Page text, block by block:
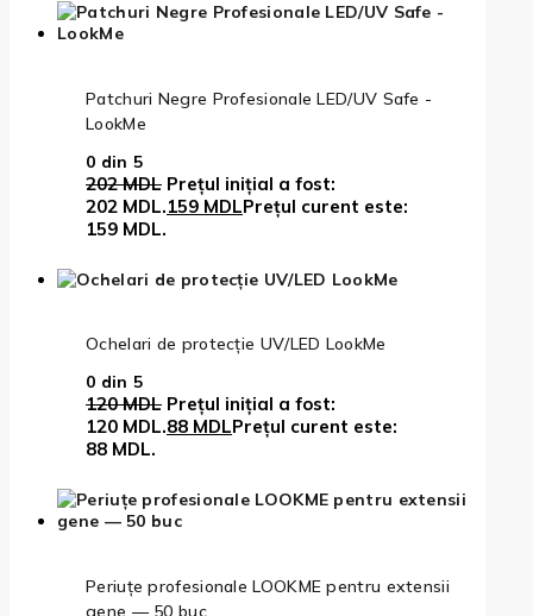
Patchuri Negre Profesionale LED/UV Safe -
LookMe
0 din 5
202MDL Prețul inițial a fost:
202 MDL.159 MDLPrețul curent este:
159 MDL.
Ochelari de protecție UV/LED LookMe
0 din 5
120MDL Prețul inițial a fost:
120 MDL.88 MDLPrețul curent este:
88 MDL.
Periuțe profesionale LOOKME pentru extensii
gene — 50 buc